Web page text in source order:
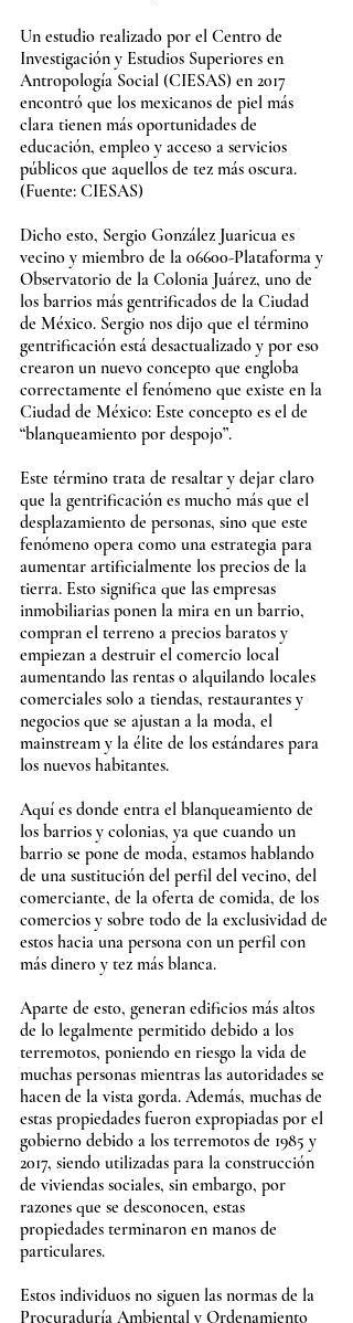
Un estudio realizado por el Centro de
Investigación y Estudios Superiores en
Antropología Social (CIESAS) en 2017
encontró que los mexicanos de piel más
clara tienen más oportunidades de
educación, empleo y acceso a servicios
públicos que aquellos de tez más oscura.
(Fuente: CIESAS)
Dicho esto, Sergio González Juaricua es
vecino y miembro de la 06600-Plataforma y
Observatorio de la Colonia Juárez, uno de
los barrios más gentrificados ​​de la Ciudad
de México. Sergio nos dijo que el término
gentrificación está desactualizado y por eso
crearon un nuevo concepto que engloba
correctamente el fenómeno que existe en la
Ciudad de México: Este concepto es el de
“blanqueamiento por despojo”.
Este término trata de resaltar y dejar claro
que la gentrificación es mucho más que el
desplazamiento de personas, sino que este
fenómeno opera como una estrategia para
aumentar artificialmente los precios de la
tierra. Esto significa que las empresas
inmobiliarias ponen la mira en un barrio,
compran el terreno a precios baratos y
empiezan a destruir el comercio local
aumentando las rentas o alquilando locales
comerciales solo a tiendas, restaurantes y
negocios que se ajustan a la moda, el
mainstream y la élite de los estándares para
los nuevos habitantes.
Aquí es donde entra el blanqueamiento de
los barrios y colonias, ya que cuando un
barrio se pone de moda, estamos hablando
de una sustitución del perfil del vecino, del
comerciante, de la oferta de comida, de los
comercios y sobre todo de la exclusividad de
estos hacia una persona con un perfil con
más dinero y tez más blanca.
Aparte de esto, generan edificios más altos
de lo legalmente permitido debido a los
terremotos, poniendo en riesgo la vida de
muchas personas mientras las autoridades se
hacen de la vista gorda. Además, muchas de
estas propiedades fueron expropiadas por el
gobierno debido a los terremotos de 1985 y
2017, siendo utilizadas para la construcción
de viviendas sociales, sin embargo, por
razones que se desconocen, estas
propiedades terminaron en manos de
particulares.
Estos individuos no siguen las normas de la
Procuraduría Ambiental y Ordenamiento